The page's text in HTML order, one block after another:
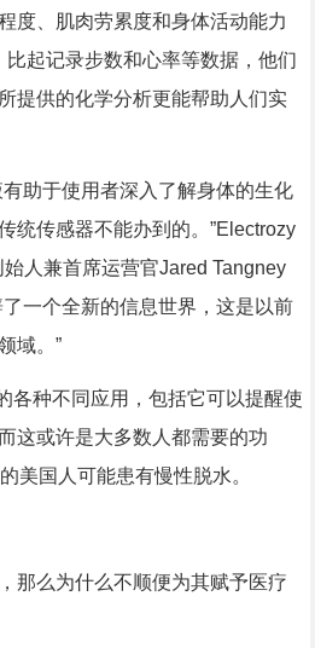
度、肌肉劳累度和身体活动能力
起记录步数和心率等数据，他们
提供的化学分析更能帮助人们实
助于使用者深入了解身体的生化
统传感器不能办到的。”Electrozy
人兼首席运营官Jared Tangney
一个全新的信息世界，这是以前
域。”
各种不同应用，包括它可以提醒使
或许是大多数人都需要的功
美国人可能患有慢性脱水。
那么为什么不顺便为其赋予医疗